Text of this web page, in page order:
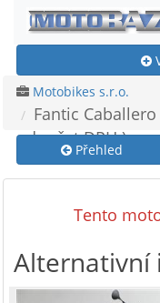
Motobikes s.r.o.
Fantic
odpočet DPH )
Přehled
Tento
Alternativní